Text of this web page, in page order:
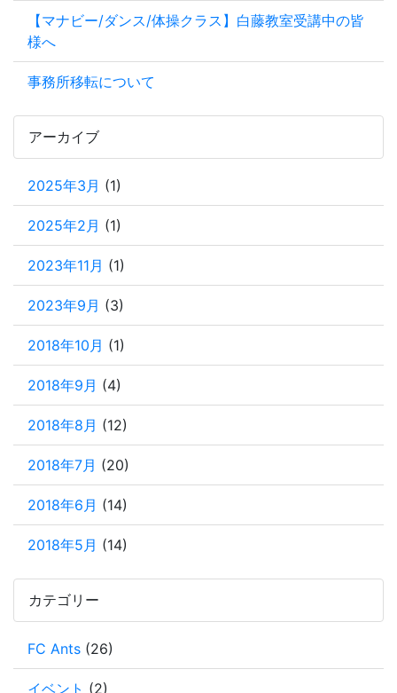
【マナビー/ダンス/体操クラス】白藤教室受講中の皆
様へ
事務所移転について
アーカイブ
2025年3月 (1)
2025年2月 (1)
2023年11月 (1)
2023年9月 (3)
2018年10月 (1)
2018年9月 (4)
2018年8月 (12)
2018年7月 (20)
2018年6月 (14)
2018年5月 (14)
カテゴリー
FC Ants (26)
イベント (2)